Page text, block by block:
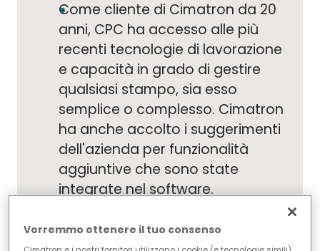
Come cliente di Cimatron da 20
anni, CPC ha accesso alle più
recenti tecnologie di lavorazione
e capacità in grado di gestire
qualsiasi stampo, sia esso
semplice o complesso. Cimatron
ha anche accolto i suggerimenti
dell'azienda per funzionalità
aggiuntive che sono state
integrate nel software.
gestiti rapidamente e con
Vorremmo ottenere il tuo consenso